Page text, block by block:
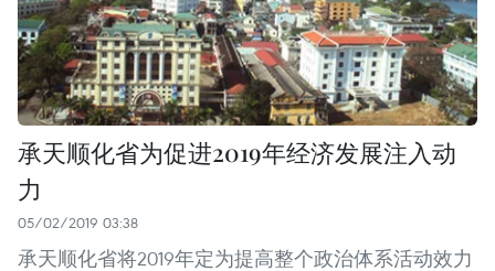
承天顺化省为促进2019年经济发展注入动
力
05/02/2019 03:38
承天顺化省将2019年定为提高整个政治体系活动效力